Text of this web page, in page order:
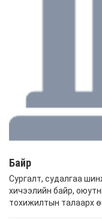
Байр
Сургалт, судалгаа
хичээлийн байр,
тохижилтын талаарх